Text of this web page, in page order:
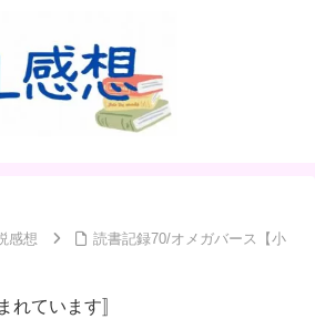
感想
読書記録70/オメガバース【小
れています〛